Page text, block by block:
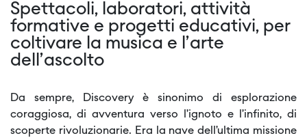
Spettacoli, laboratori, attività
formative e progetti educativi, per
coltivare la musica e l’arte
dell’ascolto
Da sempre, Discovery è sinonimo di esplorazione
coraggiosa, di avventura verso l’ignoto e l’infinito, di
scoperte rivoluzionarie. Era la nave dell’ultima missione